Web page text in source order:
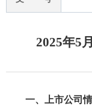
2025年5
一、上市公司